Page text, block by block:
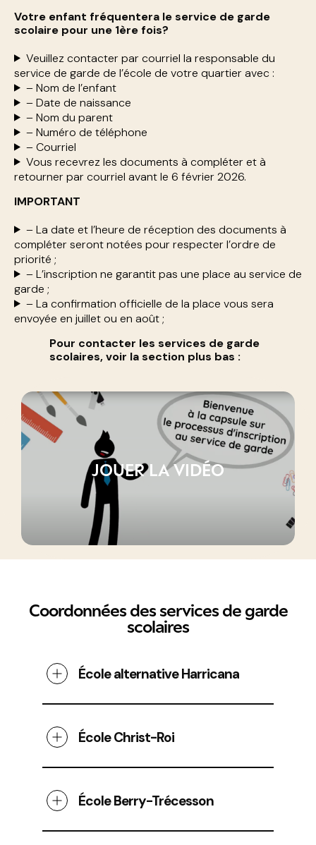
Votre enfant fréquentera le service de garde
scolaire pour une 1ère fois?
Veuillez contacter par courriel la responsable du
service de garde de l’école de votre quartier avec :
– Nom de l’enfant
– Date de naissance
– Nom du parent
– Numéro de téléphone
– Courriel
Vous recevrez les documents à compléter et à
retourner par courriel avant le 6 février 2026.
IMPORTANT
– La date et l’heure de réception des documents à
compléter seront notées pour respecter l’ordre de
priorité ;
– L’inscription ne garantit pas une place au service de
garde ;
– La confirmation officielle de la place vous sera
envoyée en juillet ou en août ;
Pour contacter les services de garde
scolaires, voir la section plus bas :
JOUER LA VIDÉO
Coordonnées des services de garde
scolaires
École alternative Harricana
École Christ-Roi
École Berry-Trécesson